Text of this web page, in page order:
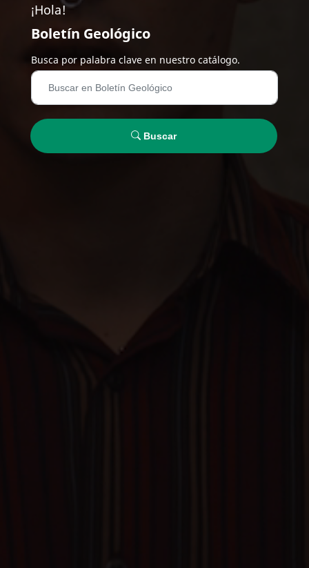
¡Hola!
Boletín Geológico
Busca por palabra clave en nuestro catálogo.
Buscar